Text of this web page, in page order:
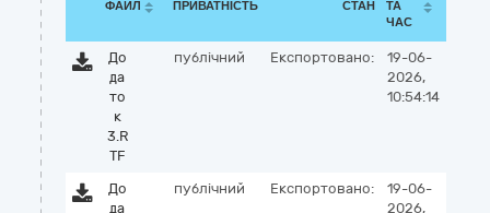
ФАЙЛ ПРИВАТНІСТЬ СТАН
ТА
ЧАС
До
да
то
к
3.R
TF
публічний Експортовано:
19-06-
2026,
10:54:14
До
да
публічний Експортовано:
19-06-
2026,